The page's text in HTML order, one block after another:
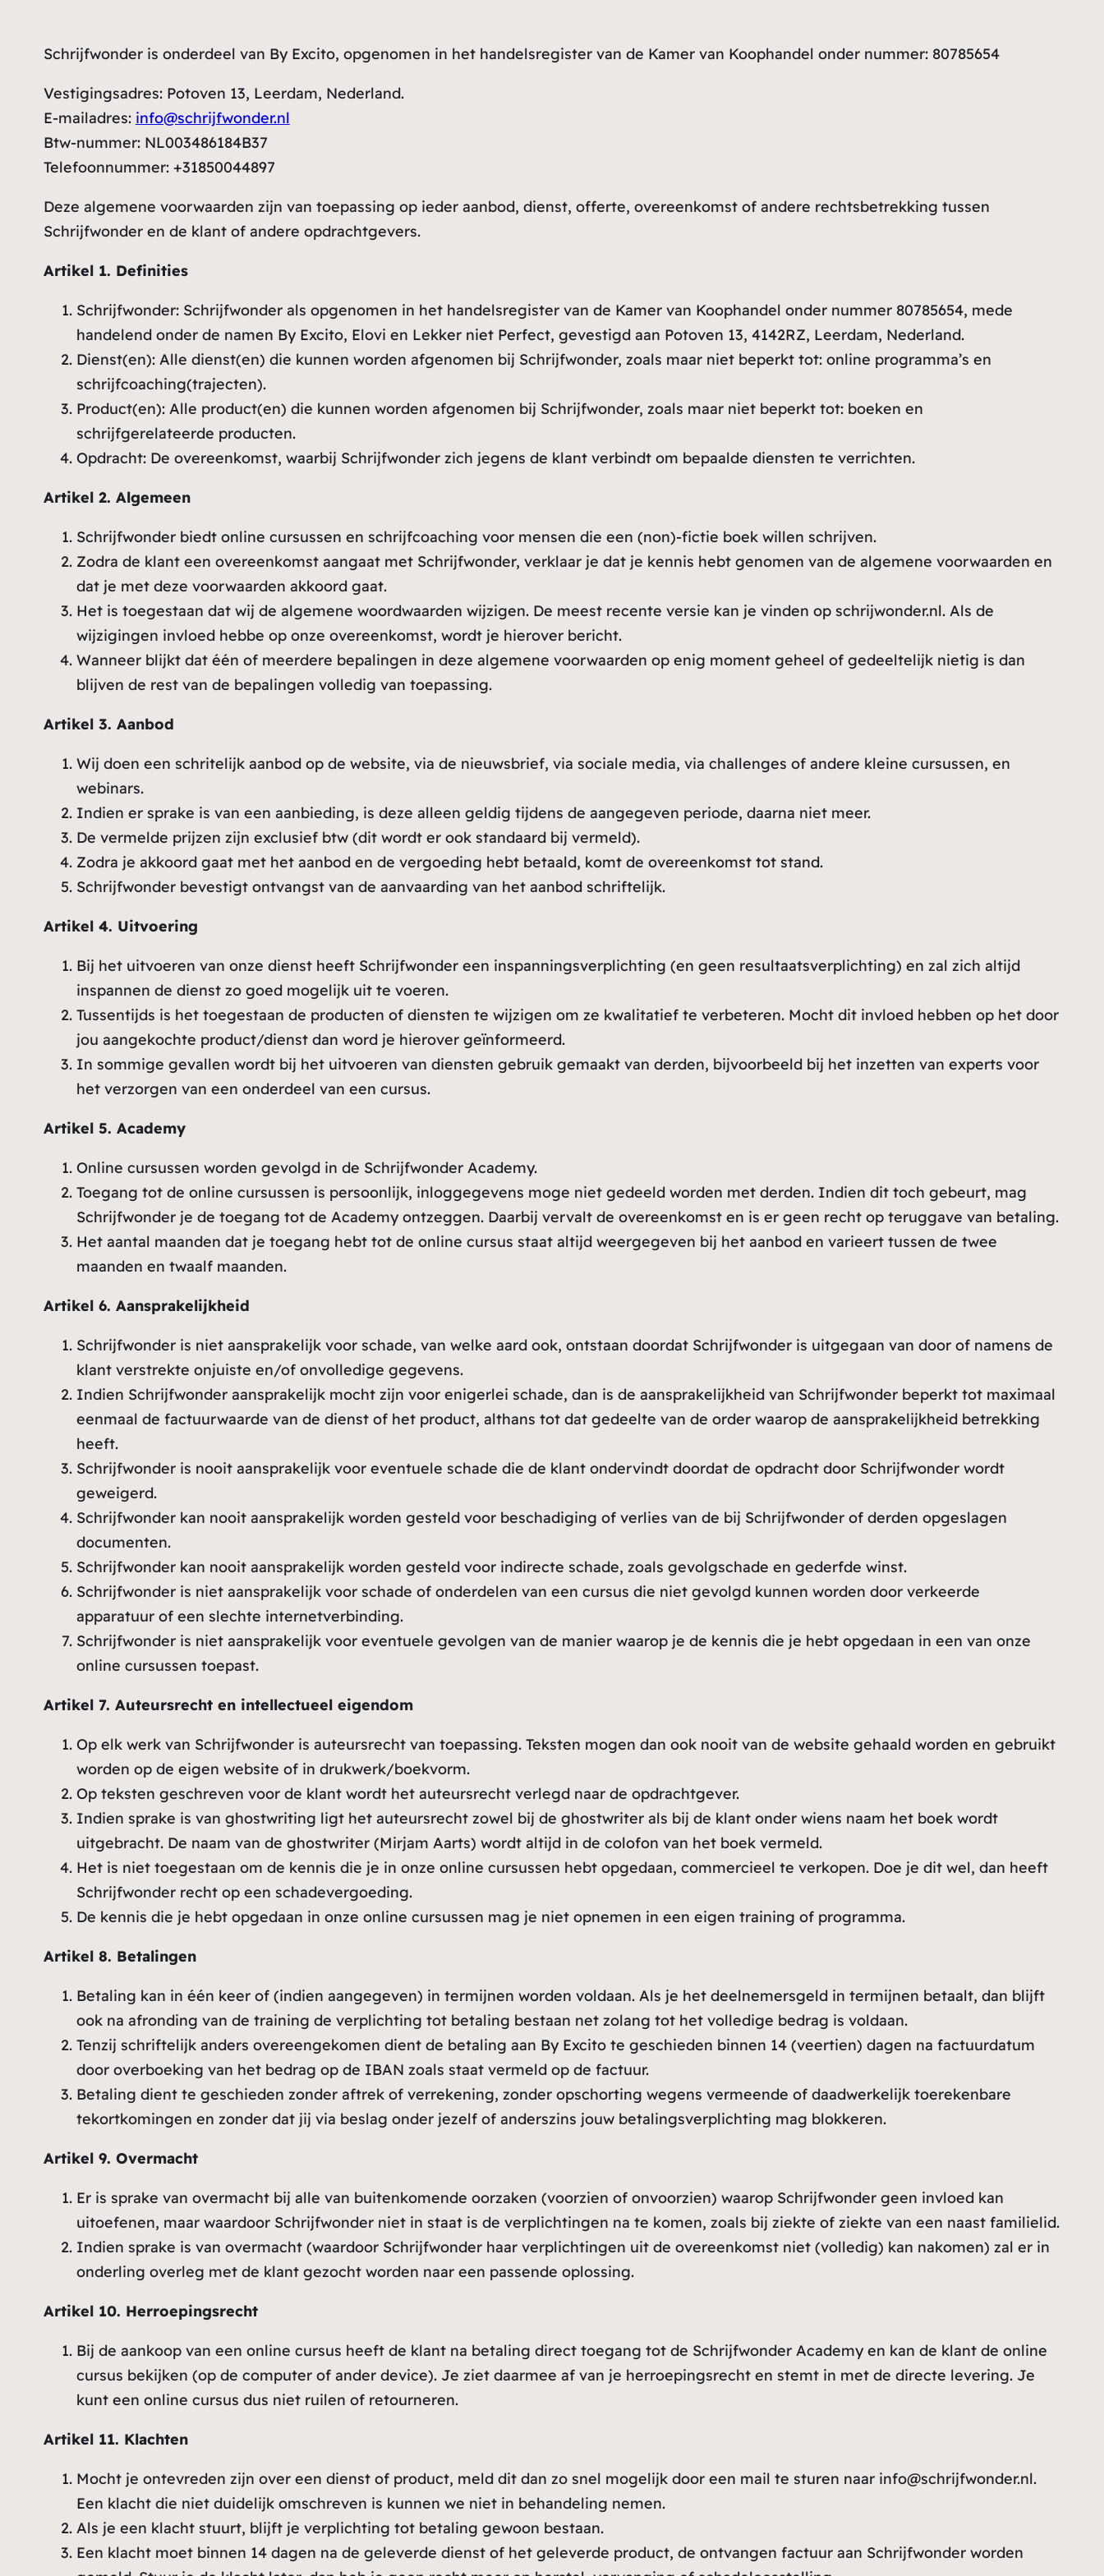
Schrijfwonder is onderdeel van By Excito, opgenomen in het handelsregister van de Kamer van Koophandel onder nummer: 80785654
Vestigingsadres: Potoven 13, Leerdam, Nederland.
E-mailadres: info@schrijfwonder.nl
Btw-nummer: NL003486184B37
Telefoonnummer: +31850044897
Deze algemene voorwaarden zijn van toepassing op ieder aanbod, dienst, offerte, overeenkomst of andere rechtsbetrekking tussen
Schrijfwonder en de klant of andere opdrachtgevers.
Artikel 1. Definities
Schrijfwonder: Schrijfwonder als opgenomen in het handelsregister van de Kamer van Koophandel onder nummer 80785654, mede
handelend onder de namen By Excito, Elovi en Lekker niet Perfect, gevestigd aan Potoven 13, 4142RZ, Leerdam, Nederland.
Dienst(en): Alle dienst(en) die kunnen worden afgenomen bij Schrijfwonder, zoals maar niet beperkt tot: online programma’s en
schrijfcoaching(trajecten).
Product(en): Alle product(en) die kunnen worden afgenomen bij Schrijfwonder, zoals maar niet beperkt tot: boeken en
schrijfgerelateerde producten.
Opdracht: De overeenkomst, waarbij Schrijfwonder zich jegens de klant verbindt om bepaalde diensten te verrichten.
Artikel 2. Algemeen
Schrijfwonder biedt online cursussen en schrijfcoaching voor mensen die een (non)-fictie boek willen schrijven.
Zodra de klant een overeenkomst aangaat met Schrijfwonder, verklaar je dat je kennis hebt genomen van de algemene voorwaarden en
dat je met deze voorwaarden akkoord gaat.
Het is toegestaan dat wij de algemene woordwaarden wijzigen. De meest recente versie kan je vinden op schrijwonder.nl. Als de
wijzigingen invloed hebbe op onze overeenkomst, wordt je hierover bericht.
Wanneer blijkt dat één of meerdere bepalingen in deze algemene voorwaarden op enig moment geheel of gedeeltelijk nietig is dan
blijven de rest van de bepalingen volledig van toepassing.
Artikel 3. Aanbod
Wij doen een schritelijk aanbod op de website, via de nieuwsbrief, via sociale media, via challenges of andere kleine cursussen, en
webinars.
Indien er sprake is van een aanbieding, is deze alleen geldig tijdens de aangegeven periode, daarna niet meer.
De vermelde prijzen zijn exclusief btw (dit wordt er ook standaard bij vermeld).
Zodra je akkoord gaat met het aanbod en de vergoeding hebt betaald, komt de overeenkomst tot stand.
Schrijfwonder bevestigt ontvangst van de aanvaarding van het aanbod schriftelijk.
Artikel 4. Uitvoering
Bij het uitvoeren van onze dienst heeft Schrijfwonder een inspanningsverplichting (en geen resultaatsverplichting) en zal zich altijd
inspannen de dienst zo goed mogelijk uit te voeren.
Tussentijds is het toegestaan de producten of diensten te wijzigen om ze kwalitatief te verbeteren. Mocht dit invloed hebben op het door
jou aangekochte product/dienst dan word je hierover geïnformeerd.
In sommige gevallen wordt bij het uitvoeren van diensten gebruik gemaakt van derden, bijvoorbeeld bij het inzetten van experts voor
het verzorgen van een onderdeel van een cursus.
Artikel 5. Academy
Online cursussen worden gevolgd in de Schrijfwonder Academy.
Toegang tot de online cursussen is persoonlijk, inloggegevens moge niet gedeeld worden met derden. Indien dit toch gebeurt, mag
Schrijfwonder je de toegang tot de Academy ontzeggen. Daarbij vervalt de overeenkomst en is er geen recht op teruggave van betaling.
Het aantal maanden dat je toegang hebt tot de online cursus staat altijd weergegeven bij het aanbod en varieert tussen de twee
maanden en twaalf maanden.
Artikel 6. Aansprakelijkheid
Schrijfwonder is niet aansprakelijk voor schade, van welke aard ook, ontstaan doordat Schrijfwonder is uitgegaan van door of namens de
klant verstrekte onjuiste en/of onvolledige gegevens.
Indien Schrijfwonder aansprakelijk mocht zijn voor enigerlei schade, dan is de aansprakelijkheid van Schrijfwonder beperkt tot maximaal
eenmaal de factuurwaarde van de dienst of het product, althans tot dat gedeelte van de order waarop de aansprakelijkheid betrekking
heeft.
Schrijfwonder is nooit aansprakelijk voor eventuele schade die de klant ondervindt doordat de opdracht door Schrijfwonder wordt
geweigerd.
Schrijfwonder kan nooit aansprakelijk worden gesteld voor beschadiging of verlies van de bij Schrijfwonder of derden opgeslagen
documenten.
Schrijfwonder kan nooit aansprakelijk worden gesteld voor indirecte schade, zoals gevolgschade en gederfde winst.
Schrijfwonder is niet aansprakelijk voor schade of onderdelen van een cursus die niet gevolgd kunnen worden door verkeerde
apparatuur of een slechte internetverbinding.
Schrijfwonder is niet aansprakelijk voor eventuele gevolgen van de manier waarop je de kennis die je hebt opgedaan in een van onze
online cursussen toepast.
Artikel 7. Auteursrecht en intellectueel eigendom
Op elk werk van Schrijfwonder is auteursrecht van toepassing. Teksten mogen dan ook nooit van de website gehaald worden en gebruikt
worden op de eigen website of in drukwerk/boekvorm.
Op teksten geschreven voor de klant wordt het auteursrecht verlegd naar de opdrachtgever.
Indien sprake is van ghostwriting ligt het auteursrecht zowel bij de ghostwriter als bij de klant onder wiens naam het boek wordt
uitgebracht. De naam van de ghostwriter (Mirjam Aarts) wordt altijd in de colofon van het boek vermeld.
Het is niet toegestaan om de kennis die je in onze online cursussen hebt opgedaan, commercieel te verkopen. Doe je dit wel, dan heeft
Schrijfwonder recht op een schadevergoeding.
De kennis die je hebt opgedaan in onze online cursussen mag je niet opnemen in een eigen training of programma.
Artikel 8. Betalingen
Betaling kan in één keer of (indien aangegeven) in termijnen worden voldaan. Als je het deelnemersgeld in termijnen betaalt, dan blijft
ook na afronding van de training de verplichting tot betaling bestaan net zolang tot het volledige bedrag is voldaan.
Tenzij schriftelijk anders overeengekomen dient de betaling aan By Excito te geschieden binnen 14 (veertien) dagen na factuurdatum
door overboeking van het bedrag op de IBAN zoals staat vermeld op de factuur.
Betaling dient te geschieden zonder aftrek of verrekening, zonder opschorting wegens vermeende of daadwerkelijk toerekenbare
tekortkomingen en zonder dat jij via beslag onder jezelf of anderszins jouw betalingsverplichting mag blokkeren.
Artikel 9. Overmacht
Er is sprake van overmacht bij alle van buitenkomende oorzaken (voorzien of onvoorzien) waarop Schrijfwonder geen invloed kan
uitoefenen, maar waardoor Schrijfwonder niet in staat is de verplichtingen na te komen, zoals bij ziekte of ziekte van een naast familielid.
Indien sprake is van overmacht (waardoor Schrijfwonder haar verplichtingen uit de overeenkomst niet (volledig) kan nakomen) zal er in
onderling overleg met de klant gezocht worden naar een passende oplossing.
Artikel 10. Herroepingsrecht
Bij de aankoop van een online cursus heeft de klant na betaling direct toegang tot de Schrijfwonder Academy en kan de klant de online
cursus bekijken (op de computer of ander device). Je ziet daarmee af van je herroepingsrecht en stemt in met de directe levering. Je
kunt een online cursus dus niet ruilen of retourneren.
Artikel 11. Klachten
Mocht je ontevreden zijn over een dienst of product, meld dit dan zo snel mogelijk door een mail te sturen naar info@schrijfwonder.nl.
Een klacht die niet duidelijk omschreven is kunnen we niet in behandeling nemen.
Als je een klacht stuurt, blijft je verplichting tot betaling gewoon bestaan.
Een klacht moet binnen 14 dagen na de geleverde dienst of het geleverde product, de ontvangen factuur aan Schrijfwonder worden